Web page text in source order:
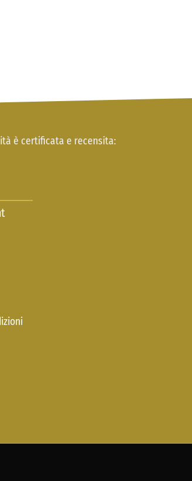
è certificata e recensita: